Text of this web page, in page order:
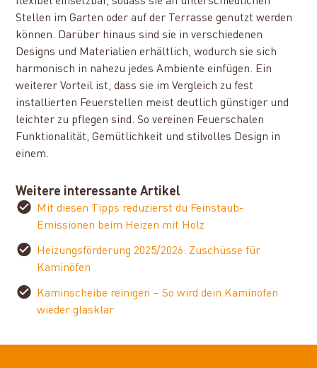
Stellen im Garten oder auf der Terrasse genutzt werden
können. Darüber hinaus sind sie in verschiedenen
Designs und Materialien erhältlich, wodurch sie sich
harmonisch in nahezu jedes Ambiente einfügen. Ein
weiterer Vorteil ist, dass sie im Vergleich zu fest
installierten Feuerstellen meist deutlich günstiger und
leichter zu pflegen sind. So vereinen Feuerschalen
Funktionalität, Gemütlichkeit und stilvolles Design in
einem.
Weitere interessante Artikel
Mit diesen Tipps reduzierst du Feinstaub-
Emissionen beim Heizen mit Holz
Heizungsförderung 2025/2026: Zuschüsse für
Kaminöfen
Kaminscheibe reinigen – So wird dein Kaminofen
wieder glasklar